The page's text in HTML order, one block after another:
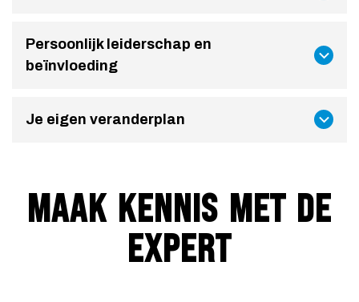
Persoonlijk leiderschap en
beïnvloeding
Je eigen veranderplan
MAAK KENNIS MET DE
EXPERT